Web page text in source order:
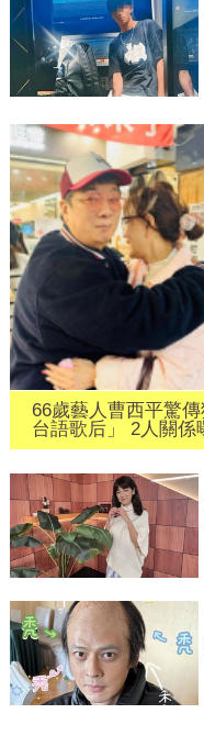
66歲藝人曹西平驚
台語歌后」 2人關係